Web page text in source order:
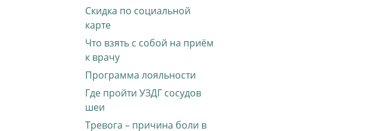
Скидка по социальной
карте
Что взять с собой на приём
к врачу
Программа лояльности
Где пройти УЗДГ сосудов
шеи
Тревога – причина боли в